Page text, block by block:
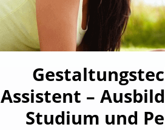
Assistent –
Studium und